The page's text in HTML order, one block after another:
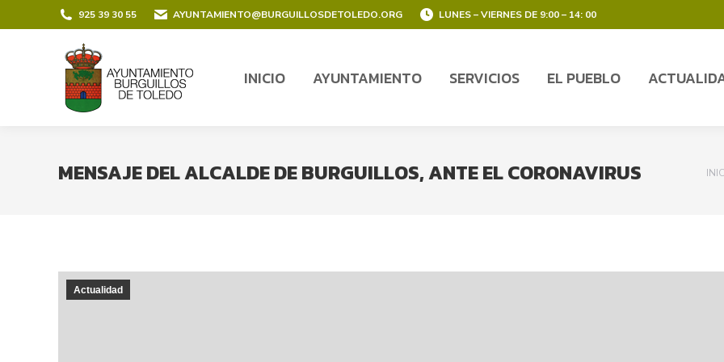
925 39 30 55 AYUNTAMIENTO@BURGUILLOSDETOLEDO.ORG LUNES – VIERNES DE 9:00 – 14: 00
INICIO AYUNTAMIENTO SERVICIOS EL PUEBLO
MENSAJE DEL ALCALDE DE BURGUILLOS, ANTE EL CORONAVIRUS
Actualidad
INICIO AYUNTAMIENTO SERVICIOS EL PUEBLO